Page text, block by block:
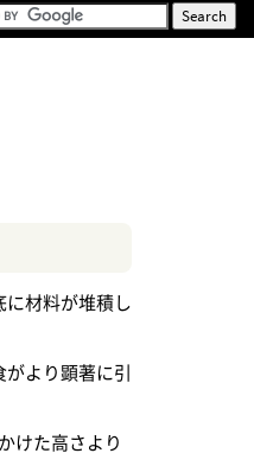
材料が堆積し
より顕著に引
けた高さより